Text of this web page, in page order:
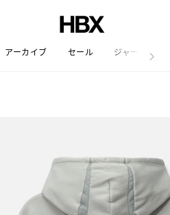
アーカイブ セール ジャーナル